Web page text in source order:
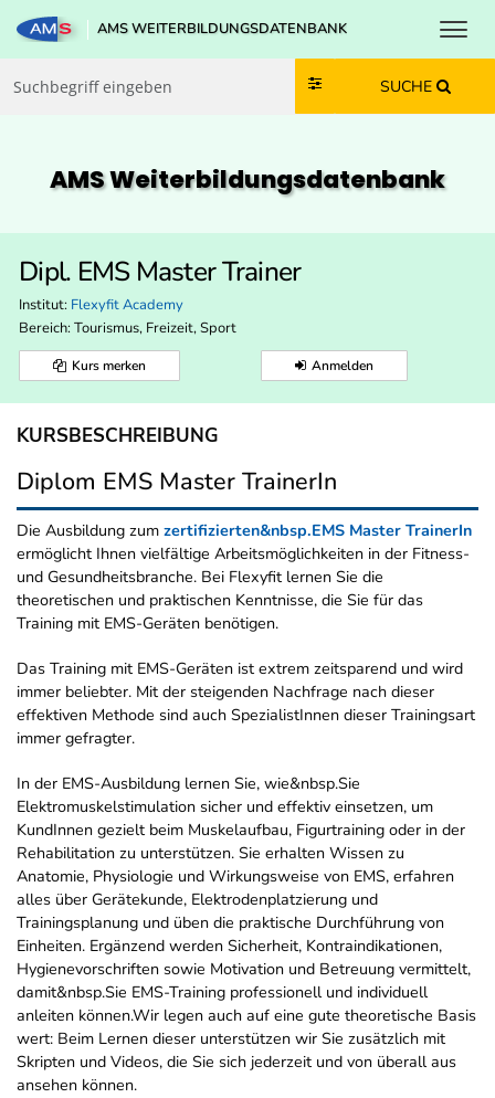
Zum Inhalt springen
Zum Navmenü springen
Zur Suche springen
Zur Footer springen
AMS WEITERBILDUNGSDATENBANK
SUCHE
AMS Weiterbildungs­datenbank
Dipl. EMS Master Trainer
Institut: Flexyfit Academy
Bereich: Tourismus, Freizeit, Sport
Kurs merken Anmelden
KURSBESCHREIBUNG
Diplom EMS Master TrainerIn
Die Ausbildung zum zertifizierten&nbsp.EMS Master TrainerIn
ermöglicht Ihnen vielfältige Arbeitsmöglichkeiten in der Fitness-
und Gesundheitsbranche. Bei Flexyfit lernen Sie die
theoretischen und praktischen Kenntnisse, die Sie für das
Training mit EMS-Geräten benötigen.
Das Training mit EMS-Geräten ist extrem zeitsparend und wird
immer beliebter. Mit der steigenden Nachfrage nach dieser
effektiven Methode sind auch SpezialistInnen dieser Trainingsart
immer gefragter.
In der EMS-Ausbildung lernen Sie, wie&nbsp.Sie
Elektromuskelstimulation sicher und effektiv einsetzen, um
KundInnen gezielt beim Muskelaufbau, Figurtraining oder in der
Rehabilitation zu unterstützen. Sie erhalten Wissen zu
Anatomie, Physiologie und Wirkungsweise von EMS, erfahren
alles über Gerätekunde, Elektrodenplatzierung und
Trainingsplanung und üben die praktische Durchführung von
Einheiten. Ergänzend werden Sicherheit, Kontraindikationen,
Hygienevorschriften sowie Motivation und Betreuung vermittelt,
damit&nbsp.Sie EMS-Training professionell und individuell
anleiten können.Wir legen auch auf eine gute theoretische Basis
wert: Beim Lernen dieser unterstützen wir Sie zusätzlich mit
Skripten und Videos, die Sie sich jederzeit und von überall aus
ansehen können.